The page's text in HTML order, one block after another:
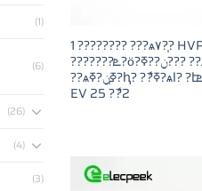
(1)
(6)
(26)
(4)
(3)
1 ???????? ???ѧ٧?֧? HVPT 125A
???????ܧ?ӧ?ݧ??ߧ??? ??ѧ٧?֧? PT ?էݧ?
??ѧߧ֧ݧ?ߧ?ԧ? ?ާ?ߧ?ѧا? ?էݧ? ?ܧѧҧ֧ݧ?
EV 25 ?ާ?2